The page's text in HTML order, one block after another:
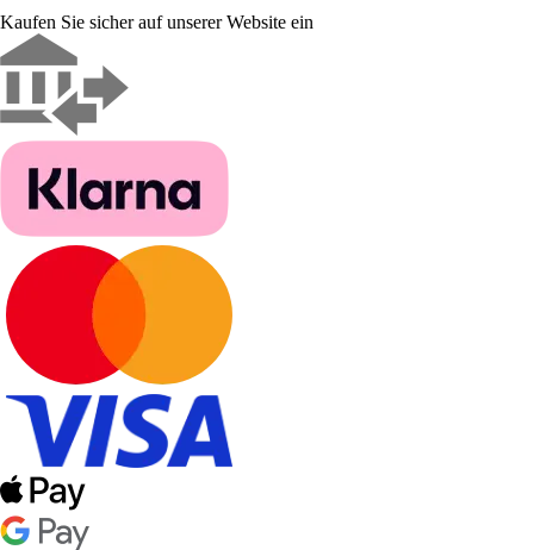
Kaufen Sie sicher auf unserer Website ein